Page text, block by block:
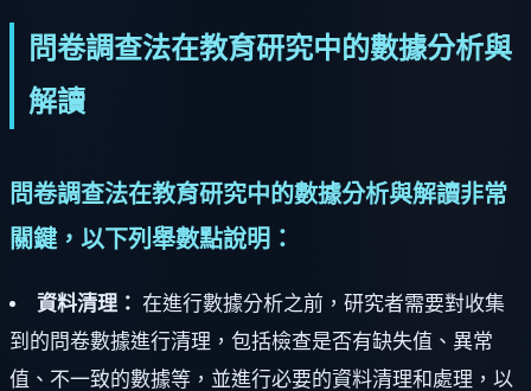
問卷調查法在教育研究中的數據分析與
解讀
問卷調查法在教育研究中的數據分析與解讀非常
關鍵，以下列舉數點說明：
資料清理： 在進行數據分析之前，研究者需要對收集
到的問卷數據進行清理，包括檢查是否有缺失值、異常
值、不一致的數據等，並進行必要的資料清理和處理，以